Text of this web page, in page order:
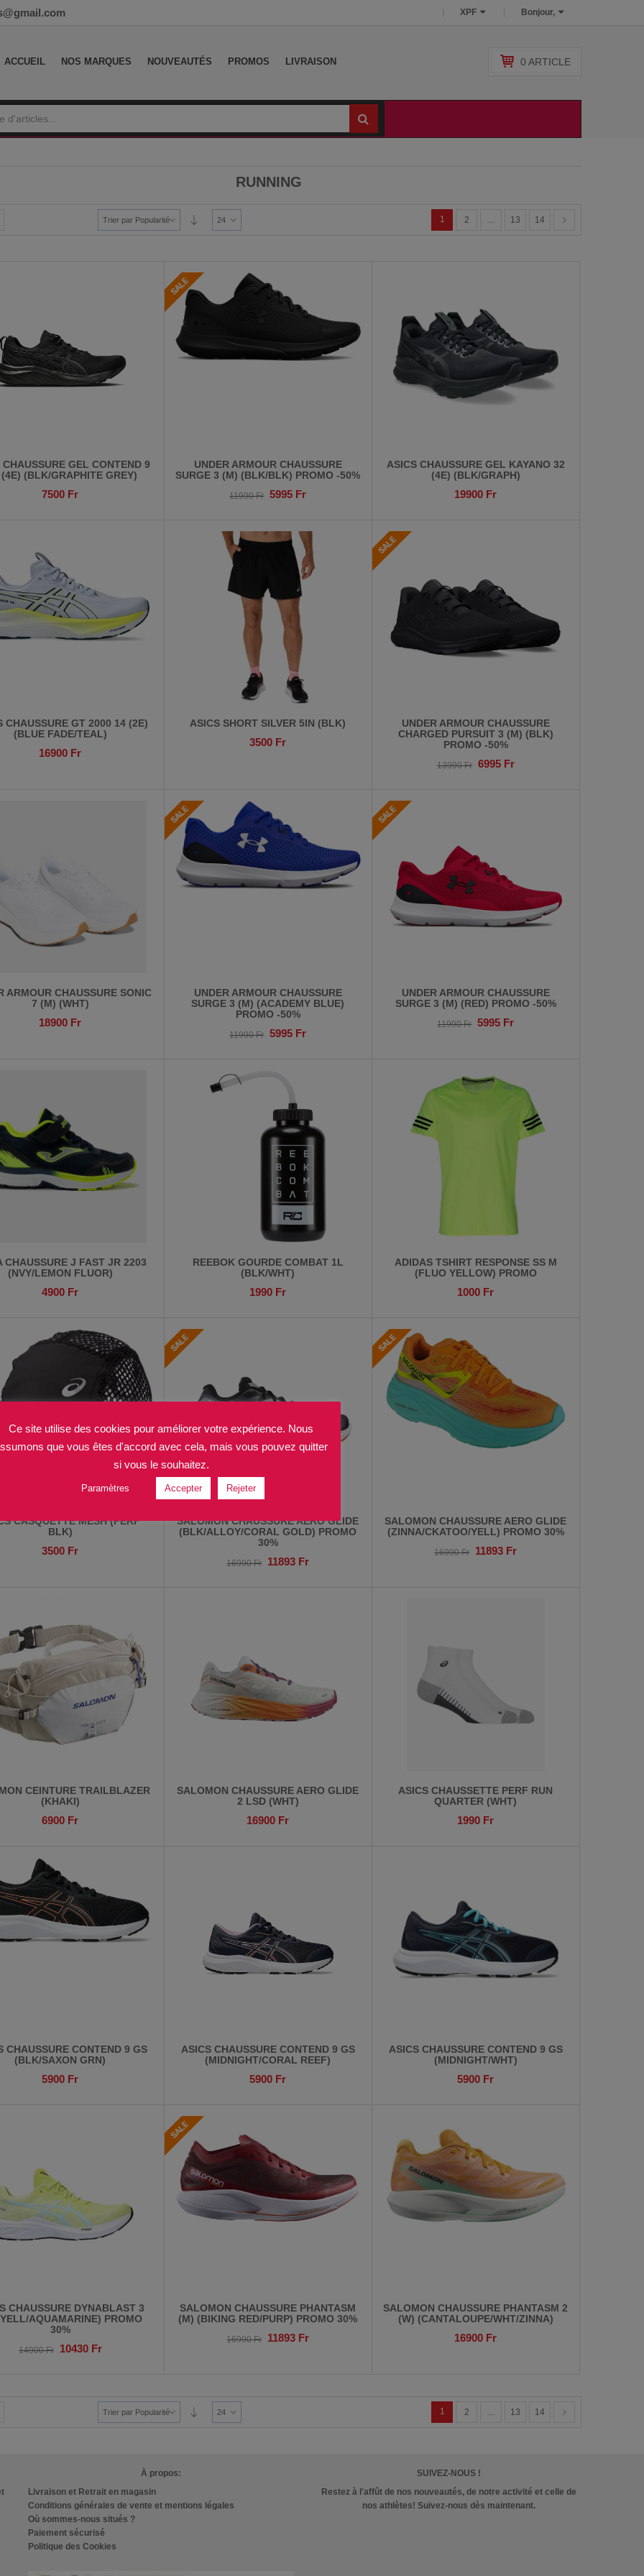
Bonjour,
XPF
ACCUEIL NOS MARQUES NOUVEAUTÉS PROMOS LIVRAISON 0 ARTICLE
RUNNING
Trier par Popularité 24 1 2 … 13 14
CHAUSSURE GEL CONTEND 9
(BLK/GRAPHITE GREY)
7500 Fr
UNDER ARMOUR CHAUSSURE
SURGE 3 (M) (BLK/BLK) PROMO -50%
11990Fr 5995 Fr
ASICS CHAUSSURE GEL KAYANO 32
(4E) (BLK/GRAPH)
19900 Fr
CHAUSSURE GT 2000 14 (2E)
(BLUE FADE/TEAL)
16900 Fr
ASICS SHORT SILVER 5IN (BLK)
3500 Fr
UNDER ARMOUR CHAUSSURE
CHARGED PURSUIT 3 (M) (BLK)
PROMO -50%
13990Fr 6995 Fr
ARMOUR CHAUSSURE SONIC
7 (M) (WHT)
18900 Fr
UNDER ARMOUR CHAUSSURE
SURGE 3 (M) (ACADEMY BLUE)
PROMO -50%
11990Fr 5995 Fr
UNDER ARMOUR CHAUSSURE
SURGE 3 (M) (RED) PROMO -50%
11990Fr 5995 Fr
CHAUSSURE J FAST JR 2203
(NVY/LEMON FLUOR)
4900 Fr
REEBOK GOURDE COMBAT 1L
(BLK/WHT)
1990 Fr
ADIDAS TSHIRT RESPONSE SS M
(FLUO YELLOW) PROMO
1000 Fr
CASQUETTE MESH (PERF
BLK)
3500 Fr
SALOMON CHAUSSURE AERO GLIDE
(BLK/ALLOY/CORAL GOLD) PROMO
30%
16990Fr 11893 Fr
SALOMON CHAUSSURE AERO GLIDE
(ZINNA/CKATOO/YELL) PROMO 30%
16990Fr 11893 Fr
CEINTURE TRAILBLAZER
(KHAKI)
6900 Fr
SALOMON CHAUSSURE AERO GLIDE
2 LSD (WHT)
16900 Fr
ASICS CHAUSSETTE PERF RUN
QUARTER (WHT)
1990 Fr
CHAUSSURE CONTEND 9 GS
(BLK/SAXON GRN)
5900 Fr
ASICS CHAUSSURE CONTEND 9 GS
(MIDNIGHT/CORAL REEF)
5900 Fr
ASICS CHAUSSURE CONTEND 9 GS
(MIDNIGHT/WHT)
5900 Fr
CHAUSSURE DYNABLAST 3
AQUAMARINE) PROMO
30%
14900Fr 10430 Fr
SALOMON CHAUSSURE PHANTASM
(M) (BIKING RED/PURP) PROMO 30%
16990Fr 11893 Fr
SALOMON CHAUSSURE PHANTASM 2
(W) (CANTALOUPE/WHT/ZINNA)
16900 Fr
Trier par Popularité 24 1 2 … 13 14
À propos:
Livraison et Retrait en magasin
Conditions générales de vente et mentions légales
Où sommes-nous situés ?
Paiement sécurisé
Politique des Cookies
SUIVEZ-NOUS !
Restez à l'affût de nos nouveautés, de notre activité et celle de
nos athlètes! Suivez-nous dès maintenant.
Ce site utilise des cookies pour améliorer votre expérience. Nous
que vous êtes d'accord avec cela, mais vous pouvez quitter
si vous le souhaitez.
Paramètres Accepter Rejeter